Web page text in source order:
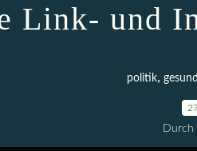
Link- und
politik,
Durch